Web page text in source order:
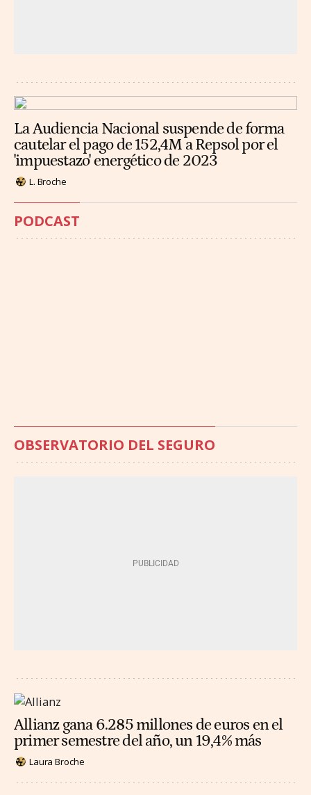
La Audiencia Nacional suspende de forma
cautelar el pago de 152,4M a Repsol por el
'impuestazo' energético de 2023
L. Broche
PODCAST
OBSERVATORIO DEL SEGURO
Allianz gana 6.285 millones de euros en el
primer semestre del año, un 19,4% más
Laura Broche